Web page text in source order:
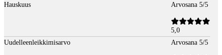
Hauskuus Arvosana 5/5
5,0
Uudelleenleikkimisarvo
Arvosana 5/5